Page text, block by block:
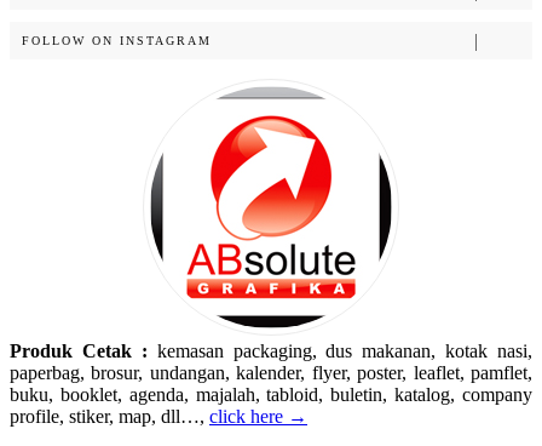
FOLLOW ON INSTAGRAM
Produk Cetak : kemasan packaging, dus makanan, kotak nasi,
paperbag, brosur, undangan, kalender, flyer, poster, leaflet, pamflet,
buku, booklet, agenda, majalah, tabloid, buletin, katalog, company
profile, stiker, map, dll…, click here →